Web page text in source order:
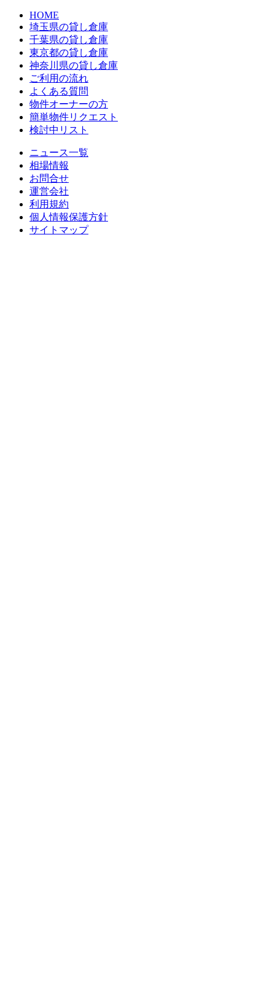
HOME
埼玉県の貸し倉庫
千葉県の貸し倉庫
東京都の貸し倉庫
神奈川県の貸し倉庫
ご利用の流れ
よくある質問
物件オーナーの方
簡単物件リクエスト
検討中リスト
ニュース一覧
相場情報
お問合せ
運営会社
利用規約
個人情報保護方針
サイトマップ